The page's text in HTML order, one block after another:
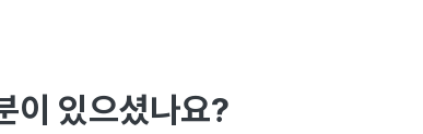
이 있으셨나요?